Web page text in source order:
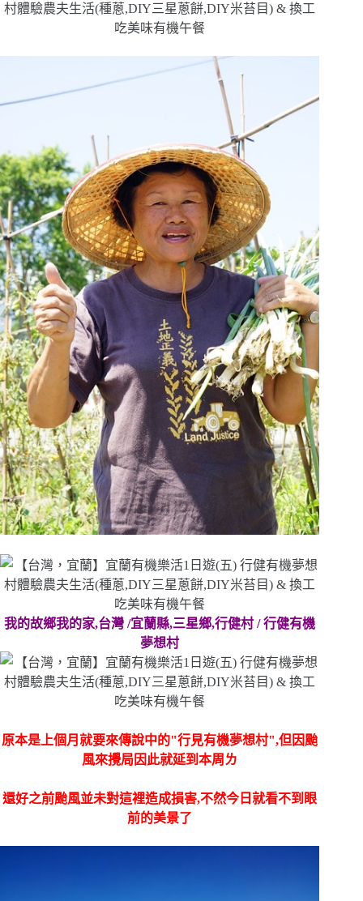
我的故鄉我的家,台灣 /宜蘭縣,三星鄉,行健村 / 行健有機
夢想村
原本是上個月就要來傳說中的"行見有機夢想村",但因颱
風來攪局因此就延到本周ㄌ
還好之前颱風並未對這裡造成損害,不然今日就看不到眼
前的美景了